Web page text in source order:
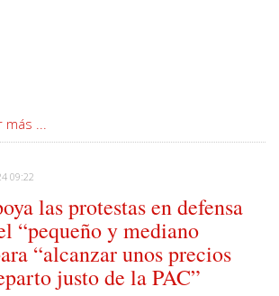
más ...
09:22
las protestas en defensa
“pequeño y mediano
“alcanzar unos precios
justo de la PAC”